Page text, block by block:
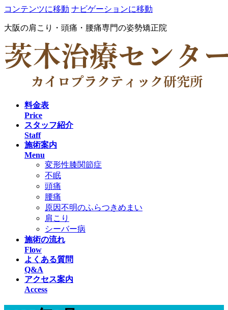
コンテンツに移動 ナビゲーションに移動
大阪の肩こり・頭痛・腰痛専門の姿勢矯正院
料金表
Price
スタッフ紹介
Staff
施術案内
Menu
変形性膝関節症
不眠
頭痛
腰痛
原因不明のふらつきめまい
肩こり
シーバー病
施術の流れ
Flow
よくある質問
Q&A
アクセス案内
Access